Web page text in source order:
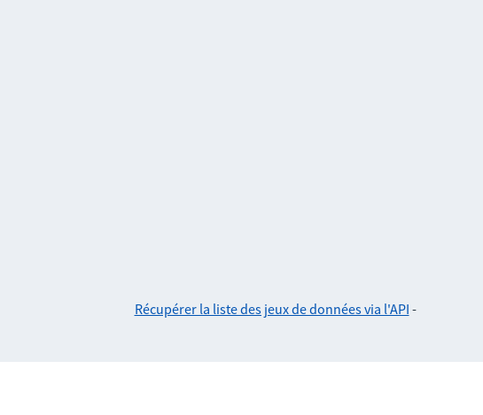
Récupérer la liste des jeux de données via l'API -